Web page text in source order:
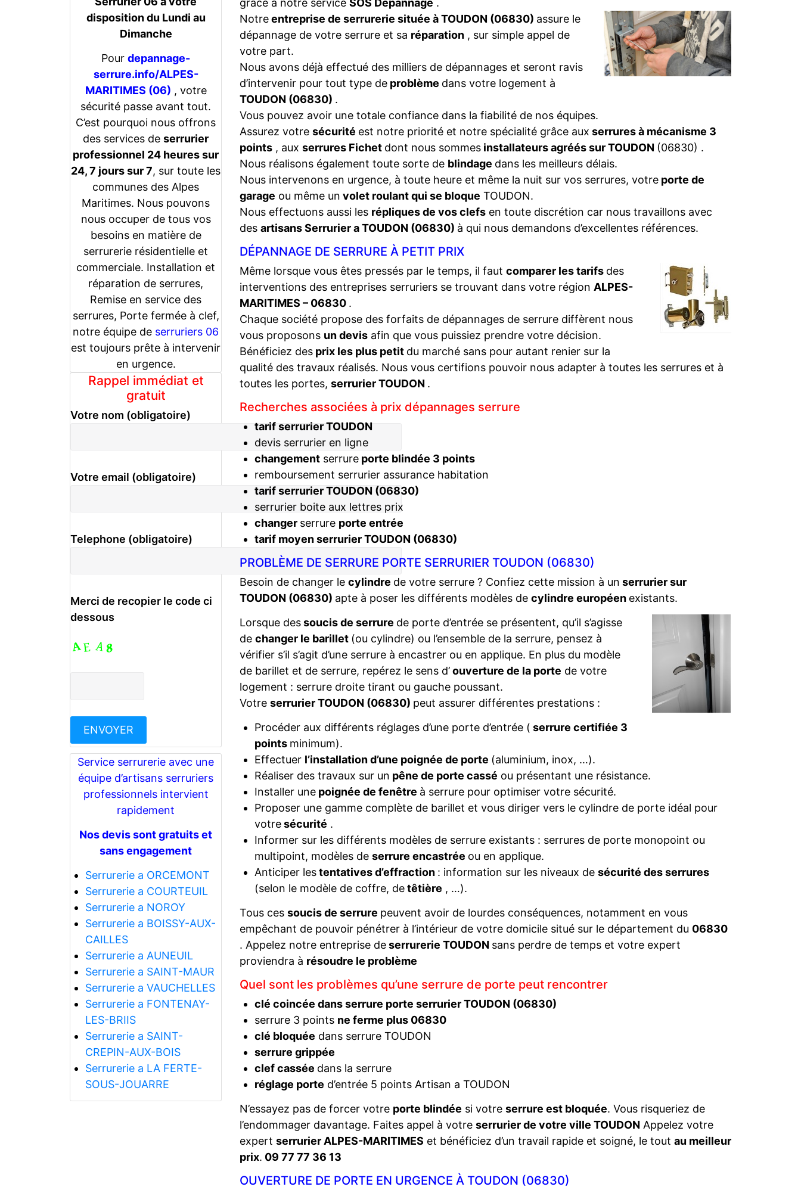
disposition du Lundi au
Dimanche
Pour depannage-
serrure.info/ALPES-
MARITIMES (06) , votre
sécurité passe avant tout.
C’est pourquoi nous offrons
des services de serrurier
professionnel 24 heures sur
24, 7 jours sur 7, sur toute les
communes des Alpes
Maritimes. Nous pouvons
nous occuper de tous vos
besoins en matière de
serrurerie résidentielle et
commerciale. Installation et
réparation de serrures,
Remise en service des
serrures, Porte fermée à clef,
notre équipe de serruriers 06
est toujours prête à intervenir
en urgence.
Rappel immédiat et
gratuit
Votre nom (obligatoire)
Votre email (obligatoire)
Telephone (obligatoire)
Merci de recopier le code ci
dessous
Service serrurerie avec une
équipe d’artisans serruriers
professionnels intervient
rapidement
Nos devis sont gratuits et
sans engagement
Serrurerie a ORCEMONT
Serrurerie a COURTEUIL
Serrurerie a NOROY
Serrurerie a BOISSY-AUX-
CAILLES
Serrurerie a AUNEUIL
Serrurerie a SAINT-MAUR
Serrurerie a VAUCHELLES
Serrurerie a FONTENAY-
LES-BRIIS
Serrurerie a SAINT-
CREPIN-AUX-BOIS
Serrurerie a LA FERTE-
SOUS-JOUARRE
grâce à notre service SOS Dépannage .
Notreentreprise de serrurerie située à TOUDON (06830) assure le
dépannage de votre serrure et sa réparation , sur simple appel de
votre part.
Nous avons déjà effectué des milliers de dépannages et seront ravis
d’intervenir pour tout type de problème dans votre logement à
TOUDON (06830) .
Vous pouvez avoir une totale confiance dans la fiabilité de nos équipes.
Assurez votre sécurité est notre priorité et notre spécialité grâce aux serrures à mécanisme 3
points , aux serrures Fichet dont nous sommes installateurs agréés sur TOUDON (06830) .
Nous réalisons également toute sorte de blindage dans les meilleurs délais.
Nous intervenons en urgence, à toute heure et même la nuit sur vos serrures, votre porte de
garage ou même un volet roulant qui se bloque TOUDON.
Nous effectuons aussi les répliques de vos clefs en toute discrétion car nous travaillons avec
des artisans Serrurier a TOUDON (06830) à qui nous demandons d’excellentes références.
DÉPANNAGE DE SERRURE À PETIT PRIX
Même lorsque vous êtes pressés par le temps, il faut comparer les tarifs des
interventions des entreprises serruriers se trouvant dans votre région ALPES-
MARITIMES – 06830 .
Chaque société propose des forfaits de dépannages de serrure diffèrent nous
vous proposons un devis afin que vous puissiez prendre votre décision.
Bénéficiez des prix les plus petit du marché sans pour autant renier sur la
qualité des travaux réalisés. Nous vous certifions pouvoir nous adapter à toutes les serrures et à
toutes les portes, serrurier TOUDON .
Recherches associées à prix dépannages serrure
tarif serrurier TOUDON
devis serrurier en ligne
changementserrureporte blindée 3 points
remboursement serrurier assurance habitation
tarif serrurier TOUDON (06830)
serrurier boite aux lettres prix
changer serrure porte entrée
tarif moyen serrurier TOUDON (06830)
PROBLÈME DE SERRURE PORTE SERRURIER TOUDON (06830)
Besoin de changer le cylindre de votre serrure ? Confiez cette mission à un serrurier sur
TOUDON (06830) apte à poser les différents modèles de cylindre européen existants.
Lorsque dessoucis de serrure de porte d’entrée se présentent, qu’il s’agisse
de changer le barillet (ou cylindre) ou l’ensemble de la serrure, pensez à
vérifier s’il s’agit d’une serrure à encastrer ou en applique. En plus du modèle
de barillet et de serrure, repérez le sens d’ouverture de la porte de votre
logement : serrure droite tirant ou gauche poussant.
Votre serrurier TOUDON (06830) peut assurer différentes prestations :
Procéder aux différents réglages d’une porte d’entrée ( serrure certifiée 3
points minimum).
Effectuer l’installation d’une poignée de porte (aluminium, inox, …).
Réaliser des travaux sur un pêne de porte cassé ou présentant une résistance.
Installer unepoignée de fenêtre à serrure pour optimiser votre sécurité.
Proposer une gamme complète de barillet et vous diriger vers le cylindre de porte idéal pour
votresécurité .
Informer sur les différents modèles de serrure existants : serrures de porte monopoint ou
multipoint, modèles de serrure encastrée ou en applique.
Anticiper lestentatives d’effraction : information sur les niveaux de sécurité des serrures
(selon le modèle de coffre, detêtière , …).
Tous ces soucis de serrure peuvent avoir de lourdes conséquences, notamment en vous
empêchant de pouvoir pénétrer à l’intérieur de votre domicile situé sur le département du 06830
. Appelez notre entreprise deserrurerie TOUDON sans perdre de temps et votre expert
proviendra à résoudre le problème
Quel sont les problèmes qu’une serrure de porte peut rencontrer
clé coincée dans serrure porte serrurier TOUDON (06830)
serrure 3 points ne ferme plus 06830
clé bloquée dans serrure TOUDON
serrure grippée
clef cassée dans la serrure
réglage porte d’entrée 5 points Artisan a TOUDON
N’essayez pas de forcer votre porte blindée si votre serrure est bloquée. Vous risqueriez de
l’endommager davantage. Faites appel à votre serrurier de votre ville TOUDON Appelez votre
expert serrurier ALPES-MARITIMES et bénéficiez d’un travail rapide et soigné, le tout au meilleur
prix. 09 77 77 36 13
OUVERTURE DE PORTE EN URGENCE À TOUDON (06830)